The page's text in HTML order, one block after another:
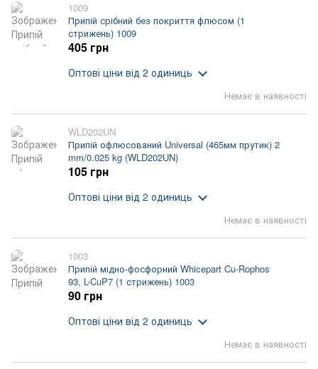
1009
Припій срібний без покриття флюсом (1
стрижень) 1009
Немає в наявності
405 грн
Оптові ціни від 2 одиниць
WLD202UN
Припій офлюсований Universal (465мм прутик) 2
mm/0.025 kg (WLD202UN)
Немає в наявності
105 грн
Оптові ціни від 2 одиниць
1003
Припій мідно-фосфорний Whicepart Cu-Rophos
93, L-CuP7 (1 стрижень) 1003
Немає в наявності
90 грн
Оптові ціни від 2 одиниць